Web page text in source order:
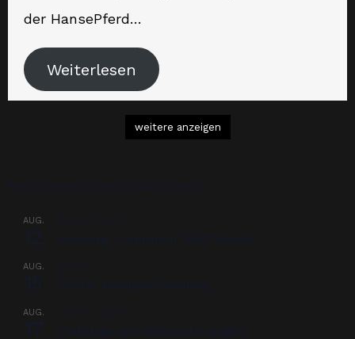
der HansePferd…
Weiterlesen
weitere anzeigen
AUG.
AUG.
AUG.